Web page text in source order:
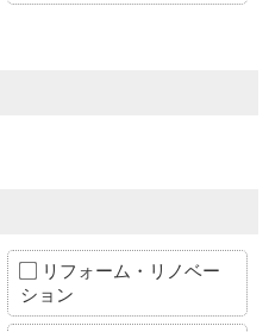
リフォーム・リノベー
ション